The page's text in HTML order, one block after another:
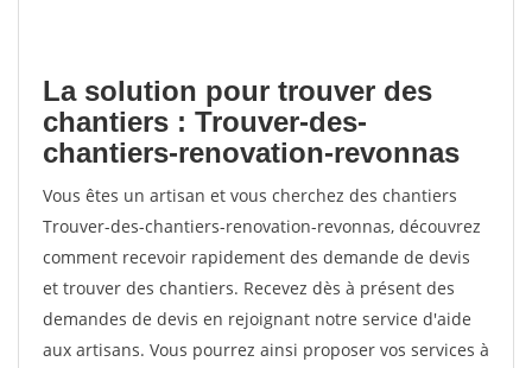
La solution pour trouver des
chantiers : Trouver-des-
chantiers-renovation-revonnas
Vous êtes un artisan et vous cherchez des chantiers
Trouver-des-chantiers-renovation-revonnas, découvrez
comment recevoir rapidement des demande de devis
et trouver des chantiers. Recevez dès à présent des
demandes de devis en rejoignant notre service d'aide
aux artisans. Vous pourrez ainsi proposer vos services à